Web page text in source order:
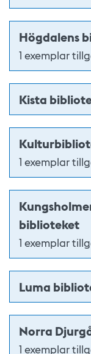
Högdalens
1 exemplar
Kista
1 exemplar
biblioteket
1 exemplar
Luma
Norra
1 exemplar